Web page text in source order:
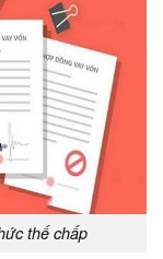
thế chấp